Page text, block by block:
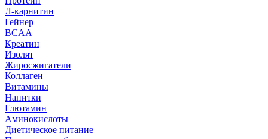
Л-карнитин
Гейнер
BCAA
Креатин
Изолят
Жиросжигатели
Коллаген
Витамины
Напитки
Глютамин
Аминокислоты
Диетическое питание